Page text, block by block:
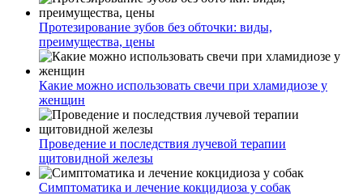
Протезирование зубов без обточки: виды,
преимущества, цены
Какие можно использовать свечи при хламидиозе у
женщин
Проведение и последствия лучевой терапии
щитовидной железы
Симптоматика и лечение кокцидиоза у собак